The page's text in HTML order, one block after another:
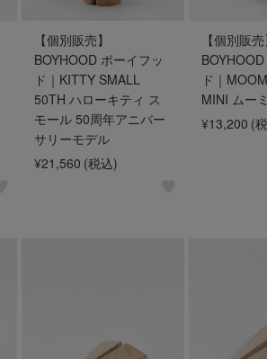
【個別販売】
BOYHOOD ボーイフッ
ド｜KITTY SMALL
50TH ハローキティ ス
モール 50周年アニバー
サリーモデル
¥21,560 (税込)
【個別販売
ド｜
MINI ムー
¥13,200 (